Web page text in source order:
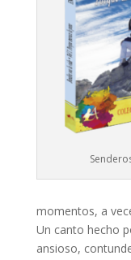
momentos, a
Un canto hecho
ansioso,